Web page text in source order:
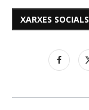
XARXES SOCIALS